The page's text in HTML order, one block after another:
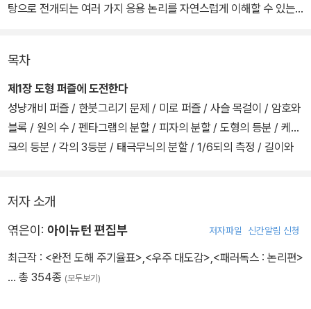
탕으로 전개되는 여러 가지 응용 논리를 자연스럽게 이해할 수 있는
그중에서 대표적인 방법의 하나가 바로 수학 퍼즐과 논리 패러독스에
대한 공부라고 생각된다. 수학 퍼즐은 문제의 핵심을 분석하고 그 해
법을 추리하는 과정을 통해 논리적인 사고 능력을 키울 수 있도록 설
계된 문제를 말한다. 또 패러독스란 옳다고 여겨지는 전제나 논리로
다.
운 내용의 퍼즐까지, 그리고 난이도 면에서는 쉬운 문제부터 어려운
문제까지를 모두 다루었다. 한편 분야별로는 도형·계산·확률 문제부
목차
제1장 도형 퍼즐에 도전한다
성냥개비 퍼즐 / 한붓그리기 문제 / 미로 퍼즐 / 사슬 목걸이 / 암호와
블록 / 원의 수 / 펜타그램의 분할 / 피자의 분할 / 도형의 등분 / 케이
크의 등분 / 각의 3등분 / 태극무늬의 분할 / 1/6되의 측정 / 길이와
제2장 계산·논리 퍼즐에 도전한다
저자 소개
엮은이: 아이뉴턴 편집부 저자파일 신간알림 신청
최근작 : <완전 도해 주기율표> <우주 대도감> <패러독스 : 논리편>
… 총 354종 (모두보기)